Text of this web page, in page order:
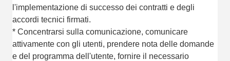
l'implementazione di successo dei contratti e degli
accordi tecnici firmati.
* Concentrarsi sulla comunicazione, comunicare
attivamente con gli utenti, prendere nota delle domande
e del programma dell'utente, fornire il necessario